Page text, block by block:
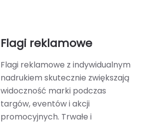
Flagi reklamowe
Flagi reklamowe z indywidualnym
nadrukiem skutecznie zwiększają
widoczność marki podczas
targów, eventów i akcji
promocyjnych. Trwałe i